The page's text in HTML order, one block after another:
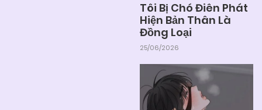
Tôi Bị Chó Điên Phát
Hiện Bản Thân Là
Đồng Loại
25/06/2026